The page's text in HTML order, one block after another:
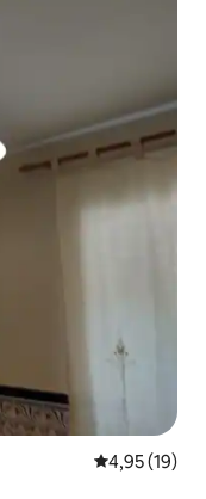
Évaluation
4,95 (19)